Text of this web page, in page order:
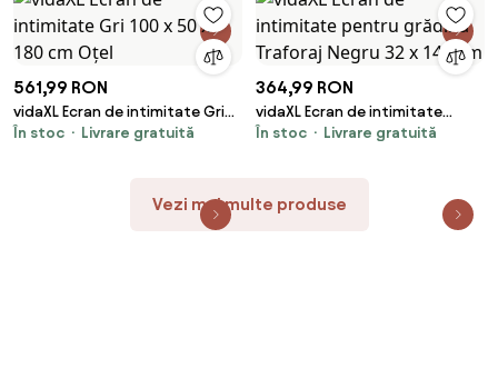
561,99 RON
vidaXL Ecran de intimitate Gri
100 x 50 x 180 cm Oțel
În stoc Livrare gratuită
364,99 RON
vidaXL Ecran de intimitate
pentru grădină Traforaj Negru
În stoc Livrare gratuită
Vezi mai multe produse